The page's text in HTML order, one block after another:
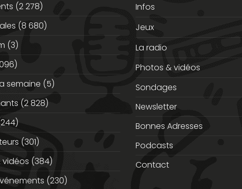
(2 278)
(8 680)
(3)
semaine (5)
(2 828)
(301)
vidéos (384)
(230)
Infos
Jeux
La radio
Photos & vidéos
Sondages
Newsletter
Bonnes Adresses
Podcasts
Contact